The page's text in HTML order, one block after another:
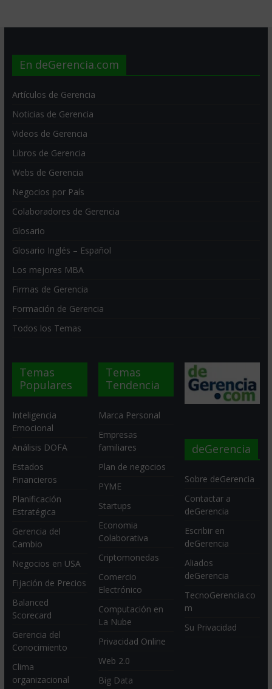
En deGerencia.com
Artículos de Gerencia
Noticias de Gerencia
Videos de Gerencia
Libros de Gerencia
Webs de Gerencia
Negocios por País
Colaboradores de Gerencia
Glosario
Glosario Inglés – Español
Los mejores MBA
Firmas de Gerencia
Formación de Gerencia
Todos los Temas
Temas
Populares
Inteligencia
Emocional
Análisis DOFA
Estados
Financieros
Planificación
Estratégica
Gerencia del
Cambio
Negocios en USA
Fijación de Precios
Balanced
Scorecard
Gerencia del
Conocimiento
Clima
organizacional
Temas
Tendencia
Marca Personal
Empresas
familiares
Plan de negocios
PYME
Startups
Economia
Colaborativa
Criptomonedas
Comercio
Electrónico
Computación en
La Nube
Privacidad Online
Web 2.0
Big Data
deGerencia
Sobre deGerencia
Contactar a
deGerencia
Escribir en
deGerencia
Aliados
deGerencia
TecnoGerencia.co
m
Su Privacidad